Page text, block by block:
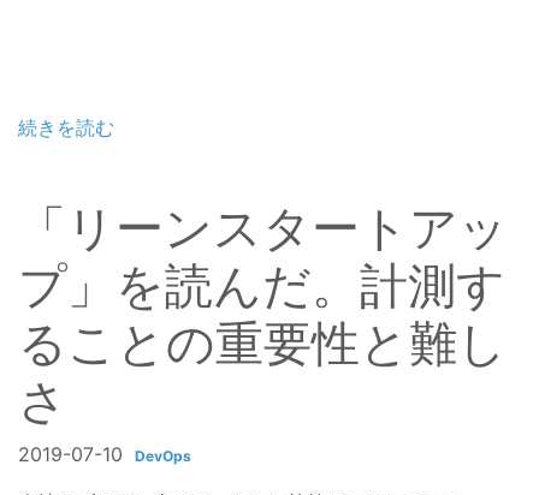
続きを読む
「リーンスタートアッ
プ」を読んだ。計測す
ることの重要性と難し
さ
2019-07-10 DevOps